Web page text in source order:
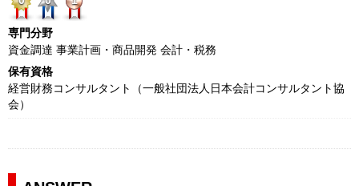
専門分野
資金調達 事業計画・商品開発 会計・税務
保有資格
経営財務コンサルタント（一般社団法人日本会計コンサルタント協
会）